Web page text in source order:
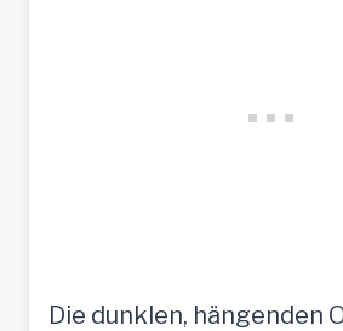
Die dunklen, hängenden